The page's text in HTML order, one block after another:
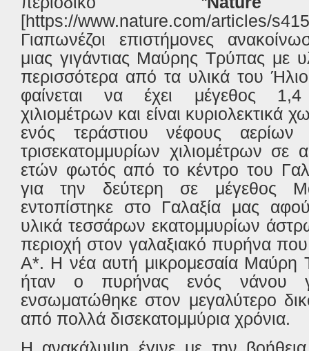
[https://www.nature.com/articles/
Γιαπωνέζοι επιστήμονες
μιας γιγάντιας Μαύρης Τρύπας με
περισσότερα από τα υλικά του
φαίνεται να έχει μέγεθος 1,4
χιλιομέτρων και είναι κυριολεκτικά
ενός τεράστιου νέφους
τρισεκατομμυρίων χιλιομέτρων
ετών φωτός από το κέντρο του
για την δεύτερη σε μέγεθος
εντοπίστηκε στο Γαλαξία μας
υλικά τεσσάρων εκατομμυρίων
περιοχή στον γαλαξιακό πυρήνα που
Α*. Η νέα αυτή μικρομεσαία Μαύρη
ήταν ο πυρήνας ενός νάνου
ενσωματώθηκε στον μεγαλύτερο
από πολλά δισεκατομμύρια χρόνια.